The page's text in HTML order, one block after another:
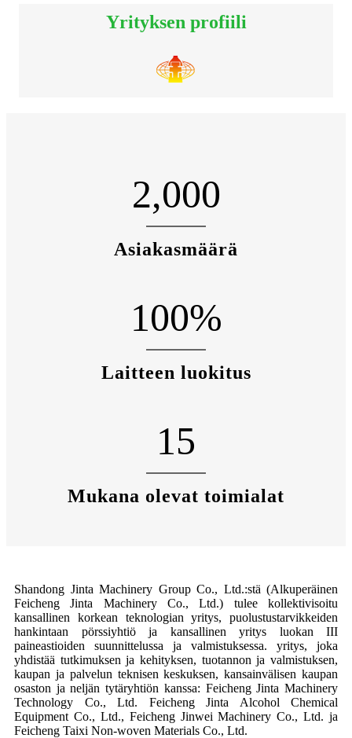
Yrityksen profiili
2,000
Asiakasmäärä
100%
Laitteen luokitus
15
Mukana olevat toimialat
Shandong Jinta Machinery Group Co., Ltd.:stä (Alkuperäinen
Feicheng Jinta Machinery Co., Ltd.) tulee kollektivisoitu
kansallinen korkean teknologian yritys, puolustustarvikkeiden
hankintaan pörssiyhtiö ja kansallinen yritys luokan III
paineastioiden suunnittelussa ja valmistuksessa. yritys, joka
yhdistää tutkimuksen ja kehityksen, tuotannon ja valmistuksen,
kaupan ja palvelun teknisen keskuksen, kansainvälisen kaupan
osaston ja neljän tytäryhtiön kanssa: Feicheng Jinta Machinery
Technology Co., Ltd. Feicheng Jinta Alcohol Chemical
Equipment Co., Ltd., Feicheng Jinwei Machinery Co., Ltd. ja
Feicheng Taixi Non-woven Materials Co., Ltd.